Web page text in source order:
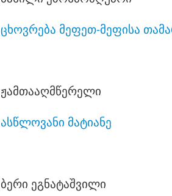
ცხოვრება მეფეთ-მეფისა
ჟამთააღმწერელი
ასწლოვანი მატიანე
ბერი ეგნატაშვილი